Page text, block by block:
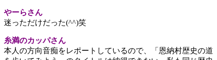
やーらさん
迷っただけだった(^^)笑
糸満のカッパさん
本人の方向音痴をレポートしているので、「恩納村歴史の道